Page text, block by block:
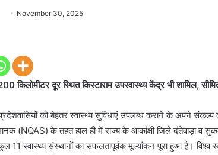
November 30, 2025
किलोमीटर दूर स्थित किस्टाराम उपस्वास्थ्य केंद्र भी शामिल,
को बेहतर स्वास्थ्य सुविधाएं उपलब्ध कराने के अपने संकल्प
(NQAS) के तहत हाल ही में राज्य के आकांक्षी जिले दंतेवाड़ा व
कुल 11 स्वास्थ्य संस्थानों का सफलतापूर्वक मूल्यांकन पूरा हुआ है।